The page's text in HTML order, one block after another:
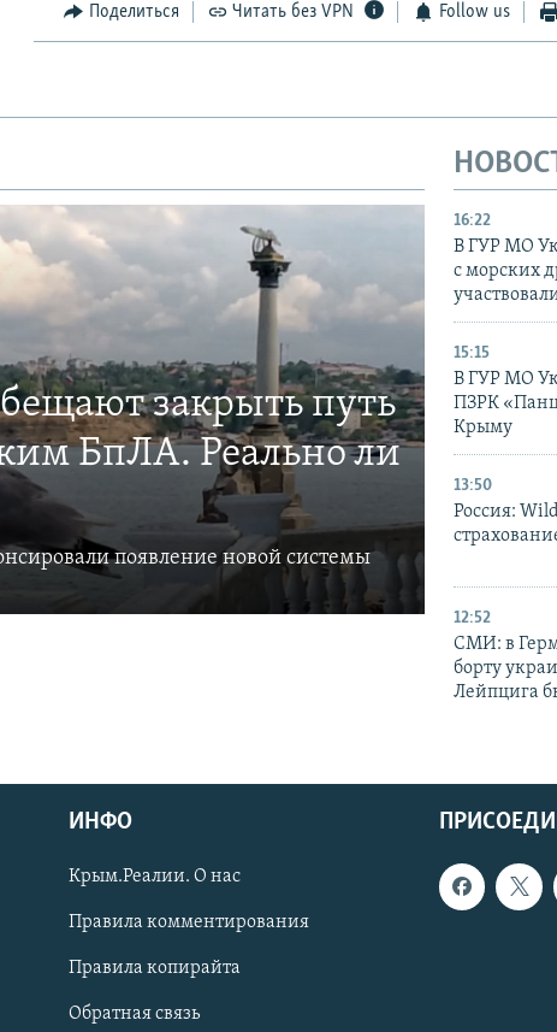
Поделиться Читать без VPN Follow us
закрыть путь
БпЛА. Реально ли
появление новой системы
16:22
В ГУР МО
с морских
15:15
В ГУР МО
ПЗРК
Крыму
13:50
Россия:
12:52
СМИ: в
борту
Лейпцига
ИНФО
Крым.Реалии. О нас
Правила комментирования
Правила копирайта
Обратная связь